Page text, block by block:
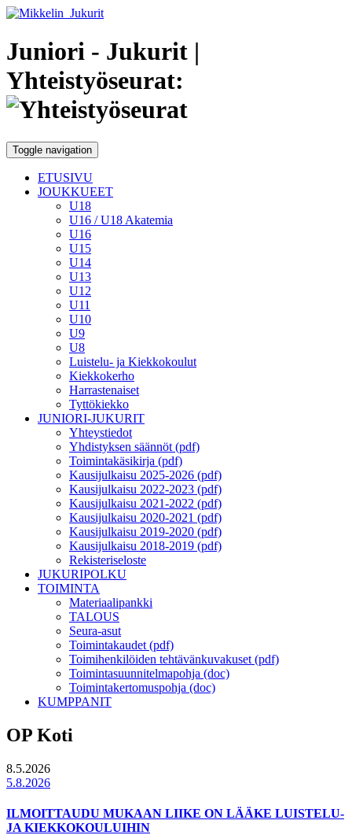
Juniori - Jukurit |
Yhteistyöseurat:
Toggle navigation
ETUSIVU
JOUKKUEET
U18
U16 / U18 Akatemia
U16
U15
U14
U13
U12
U11
U10
U9
U8
Luistelu- ja Kiekkokoulut
Kiekkokerho
Harrastenaiset
Tyttökiekko
JUNIORI-JUKURIT
Yhteystiedot
Yhdistyksen säännöt (pdf)
Toimintakäsikirja (pdf)
Kausijulkaisu 2025-2026 (pdf)
Kausijulkaisu 2022-2023 (pdf)
Kausijulkaisu 2021-2022 (pdf)
Kausijulkaisu 2020-2021 (pdf)
Kausijulkaisu 2019-2020 (pdf)
Kausijulkaisu 2018-2019 (pdf)
Rekisteriseloste
JUKURIPOLKU
TOIMINTA
Materiaalipankki
TALOUS
Seura-asut
Toimintakaudet (pdf)
Toimihenkilöiden tehtävänkuvakuset (pdf)
Toimintasuunnitelmapohja (doc)
Toimintakertomuspohja (doc)
KUMPPANIT
OP Koti
8.5.2026
5.8.2026
ILMOITTAUDU MUKAAN LIIKE ON LÄÄKE LUISTELU-
JA KIEKKOKOULUIHIN